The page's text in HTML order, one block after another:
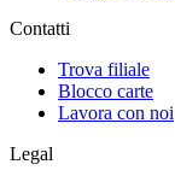
Contatti
Trova filiale
Blocco carte
Lavora con noi
Legal